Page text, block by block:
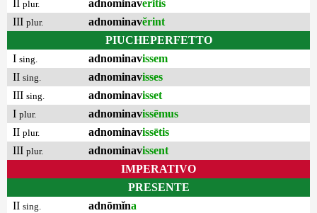
plur. adnominaverĭtis
III plur. adnominavĕrint
PIUCHEPERFETTO
I sing. adnominavissem
II sing. adnominavisses
III sing. adnominavisset
I plur. adnominavissēmus
II plur. adnominavissētis
III plur. adnominavissent
IMPERATIVO
PRESENTE
II sing. adnōmĭna